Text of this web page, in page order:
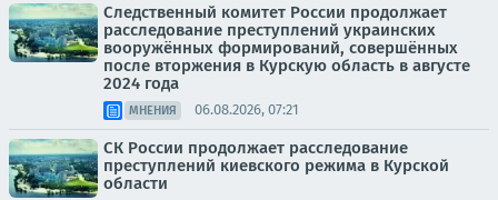
Следственный комитет России продолжает
расследование преступлений украинских
вооружённых формирований, совершённых
после вторжения в Курскую область в августе
2024 года
МНЕНИЯ 06.08.2026, 07:21
СК России продолжает расследование
преступлений киевского режима в Курской
области